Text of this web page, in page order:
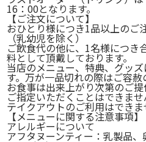
16：00となります。
【ご注文について】
おひとり様につき1品以上のご
（乳幼児を除く）
ご飲食代の他に、1名様につき
料として頂戴しております。
当店のメニュー、特典、グッ
す。万が一品切れの際はご容赦
お食事は出来上がり次第のご
ご指定いただくことはできま
テイクアウトのご利用はできま
【メニューに関する注意事項】
アレルギーについて
アフタヌーンティー：乳製品